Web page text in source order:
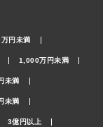
円未満
1,000万円未満
未満
未満
3億円以上